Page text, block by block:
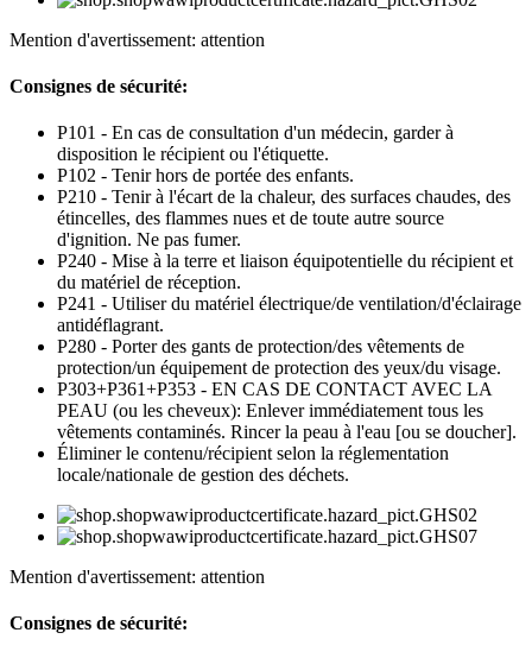
Mention d'avertissement: attention
Consignes de sécurité:
P101 - En cas de consultation d'un médecin, garder à
disposition le récipient ou l'étiquette.
P102 - Tenir hors de portée des enfants.
P210 - Tenir à l'écart de la chaleur, des surfaces chaudes, des
étincelles, des flammes nues et de toute autre source
d'ignition. Ne pas fumer.
P240 - Mise à la terre et liaison équipotentielle du récipient et
du matériel de réception.
P241 - Utiliser du matériel électrique/de ventilation/d'éclairage
antidéflagrant.
P280 - Porter des gants de protection/des vêtements de
protection/un équipement de protection des yeux/du visage.
P303+P361+P353 - EN CAS DE CONTACT AVEC LA
PEAU (ou les cheveux): Enlever immédiatement tous les
vêtements contaminés. Rincer la peau à l'eau [ou se doucher].
Éliminer le contenu/récipient selon la réglementation
locale/nationale de gestion des déchets.
Mention d'avertissement: attention
Consignes de sécurité: